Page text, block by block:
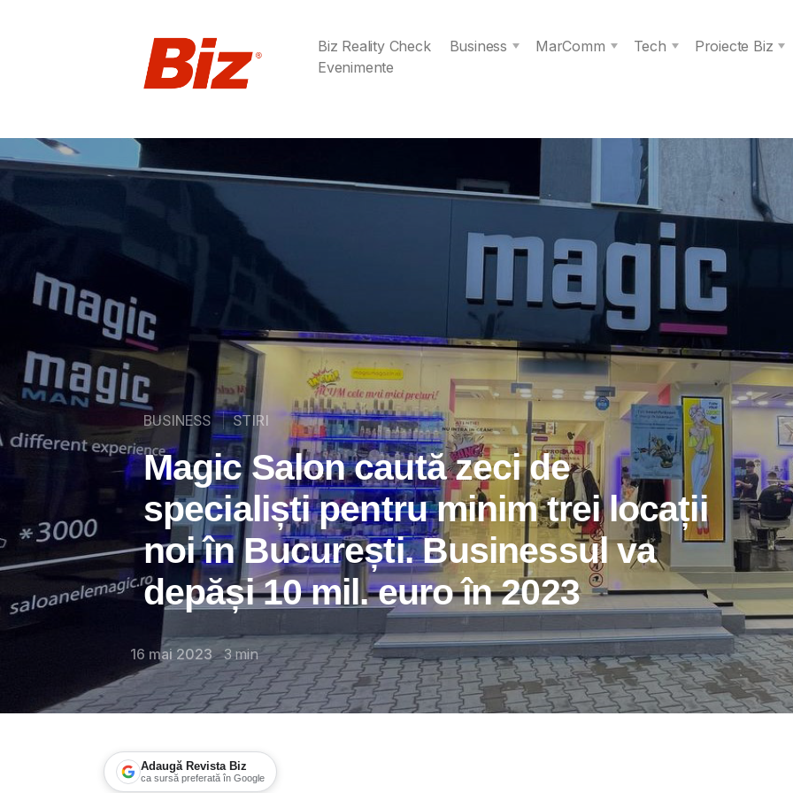
Biz Reality Check Business MarComm Tech
Proiecte Biz
Evenimente
BUSINESS STIRI
Magic Salon caută zeci de
specialiști pentru minim trei locații
noi în București. Businessul va
depăși 10 mil. euro în 2023
16 mai 2023 3min
Adaugă Revista Biz
ca sursă preferată în Google